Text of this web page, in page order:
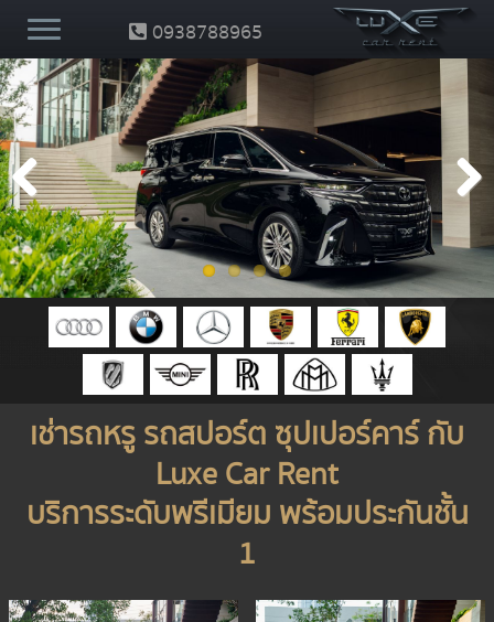
0938788965
Previous Next
เช่ารถหรู รถสปอร์ต ซุปเปอร์คาร์ กับ
Luxe Car Rent
บริการระดับพรีเมียม พร้อมประกันชั้น
1